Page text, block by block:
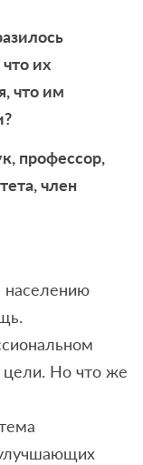
их
что им
профессор,
член
населению
цели. Но что же
улучшающих